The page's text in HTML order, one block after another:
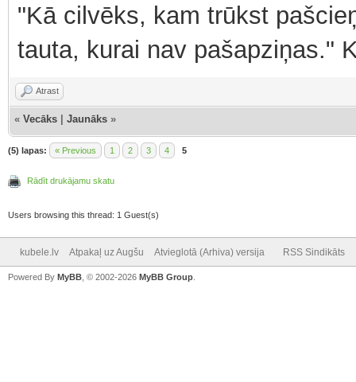
"Kā cilvēks, kam trūkst
tauta, kurai nav pašapziņas."
Atrast
« Vecāks Jaunāks »
(5) lapas: « Previous 1 2 3 4 5
Rādīt drukājamu skatu
Users browsing this thread: 1 Guest(s)
kubele.lv Atpakaļ uz Augšu Atvieglotā (Arhiva) versija RSS Sindikāts
Powered By MyBB , © 2002-2026 MyBB Group